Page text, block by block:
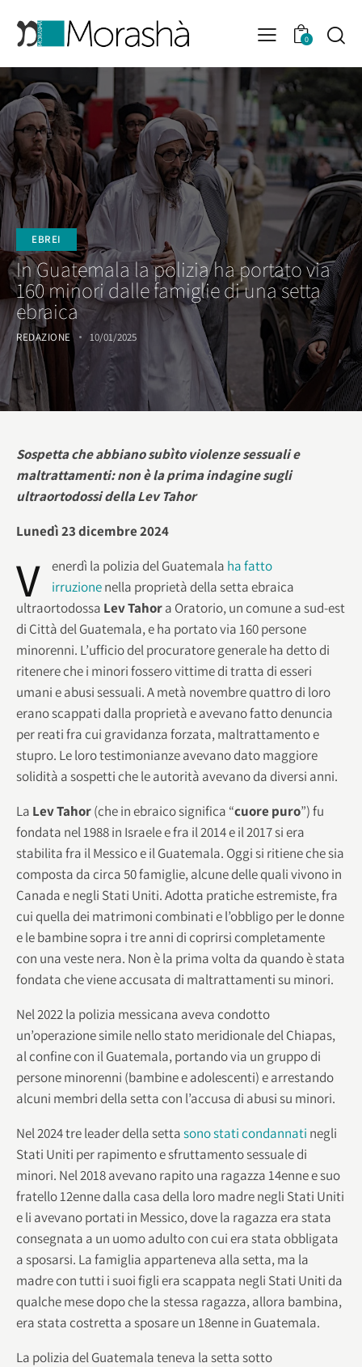
0
EBREI
In Guatemala la polizia ha portato via
160 minori dalle famiglie di una setta
ebraica
REDAZIONE 10/01/2025
Sospetta che abbiano subìto violenze sessuali e
maltrattamenti: non è la prima indagine sugli
ultraortodossi della Lev Tahor
Lunedì 23 dicembre 2024
V enerdì la polizia del Guatemala ha fatto
irruzionenella proprietà della setta ebraica
ultraortodossa Lev Tahora Oratorio, un comune a sud-est
di Città del Guatemala, e ha portato via 160 persone
minorenni. L’ufficio del procuratore generale ha detto di
ritenere che i minori fossero vittime di tratta di esseri
umani e abusi sessuali. A metà novembre quattro di loro
erano scappati dalla proprietà e avevano fatto denuncia
per reati fra cui gravidanza forzata, maltrattamento e
stupro. Le loro testimonianze avevano dato maggiore
solidità a sospetti che le autorità avevano da diversi anni.
La Lev Tahor(che in ebraico significa “cuore puro”) fu
fondata nel 1988 in Israele e fra il 2014 e il 2017 si era
stabilita fra il Messico e il Guatemala. Oggi si ritiene che sia
composta da circa 50 famiglie, alcune delle quali vivono in
Canada e negli Stati Uniti. Adotta pratiche estremiste, fra
cui quella dei matrimoni combinati e l’obbligo per le donne
e le bambine sopra i tre anni di coprirsi completamente
con una veste nera. Non è la prima volta da quando è stata
fondata che viene accusata di maltrattamenti su minori.
Nel 2022 la polizia messicana aveva condotto
un’operazione simile nello stato meridionale del Chiapas,
al confine con il Guatemala, portando via un gruppo di
persone minorenni (bambine e adolescenti) e arrestando
alcuni membri della setta con l’accusa di abusi su minori.
Nel 2024 tre leader della settasono stati condannati negli
Stati Uniti per rapimento e sfruttamento sessuale di
minori. Nel 2018 avevano rapito una ragazza 14enne e suo
fratello 12enne dalla casa della loro madre negli Stati Uniti
e li avevano portati in Messico, dove la ragazza era stata
consegnata a un uomo adulto con cui era stata obbligata
a sposarsi. La famiglia apparteneva alla setta, ma la
madre con tutti i suoi figli era scappata negli Stati Uniti da
qualche mese dopo che la stessa ragazza, allora bambina,
era stata costretta a sposare un 18enne in Guatemala.
La polizia del Guatemala teneva la setta sotto